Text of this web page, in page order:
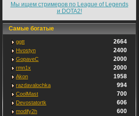
Мы ищем стримеров по League of Legends
и DOTA2!
Самые богатые
ggtt 2664
Hvostyn 2400
GopaveC 2000
rmn1x 2000
Akon 1958
razdavalochka 994
CoolMast 700
Devostatortk 606
modify2h 600